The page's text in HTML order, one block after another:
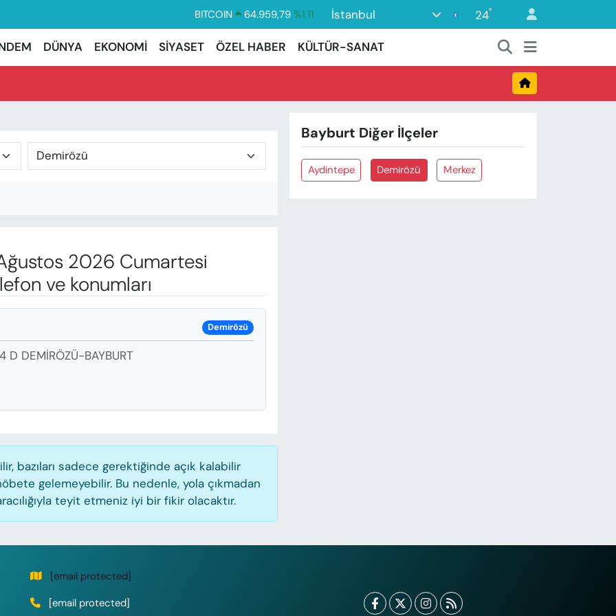
BITCOIN 64.959,79 %1.11
DOLAR
47,7436
%0.18
EURO
55,2510 %0.32
%-14
İstanbul 24°
DÜNYA EKONOMİ SİYASET ÖZEL HABER KÜLTÜR-SANAT
2026 Cumartesi
ve konumları
Demirözü
D DEMİRÖZÜ-BAYBURT
bazıları sadece gerektiğinde açık kalabilir
gelemeyebilir. Bu nedenle, yola çıkmadan
teyit etmeniz iyi bir fikir olacaktır.
Bayburt Diğer İlçeler
Aydintepe Demirözü Merkez
[email protected]
[email protected]